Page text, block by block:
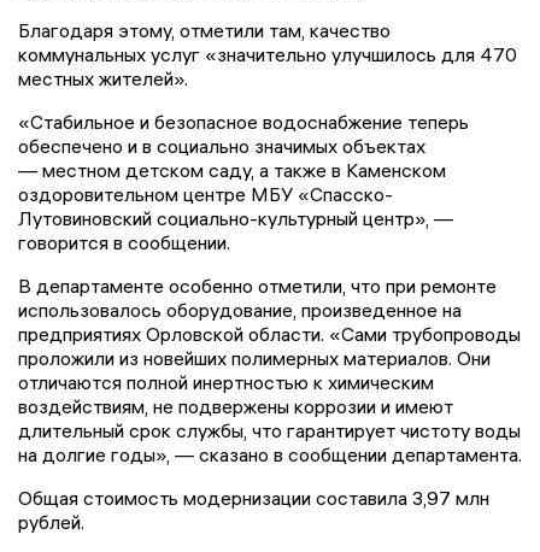
Благодаря этому, отметили там, качество
коммунальных услуг «значительно улучшилось для 470
местных жителей».
«Стабильное и безопасное водоснабжение теперь
обеспечено и в социально значимых объектах
— местном детском саду, а также в Каменском
оздоровительном центре МБУ «Спасско-
Лутовиновский социально-культурный центр», —
говорится в сообщении.
В департаменте особенно отметили, что при ремонте
использовалось оборудование, произведенное на
предприятиях Орловской области. «Сами трубопроводы
проложили из новейших полимерных материалов. Они
отличаются полной инертностью к химическим
воздействиям, не подвержены коррозии и имеют
длительный срок службы, что гарантирует чистоту воды
на долгие годы», — сказано в сообщении департамента.
Общая стоимость модернизации составила 3,97 млн
рублей.